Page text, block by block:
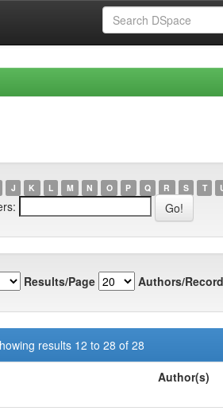
J K L M N O P Q R S T
Results/Page Authors/
results 12 to 28 of 28
Author(s)